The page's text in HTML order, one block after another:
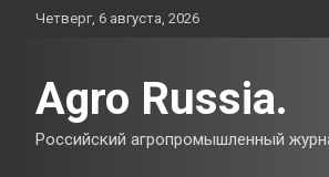
ПерейтиЧетверг, 6 августа, 2026
Agro Russia.
Российский агропромышленный